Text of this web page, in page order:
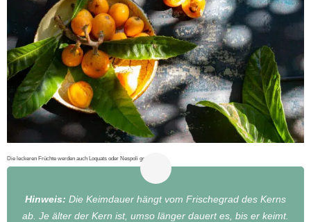
Die leckeren Früchte werden auch Loquats oder Nespoli genannt.
Hinweis: Die Keimdauer hängt vom Frischegrad des Kerns
ab. Je älter der Kern ist, umso länger dauert es, bis er keimt.